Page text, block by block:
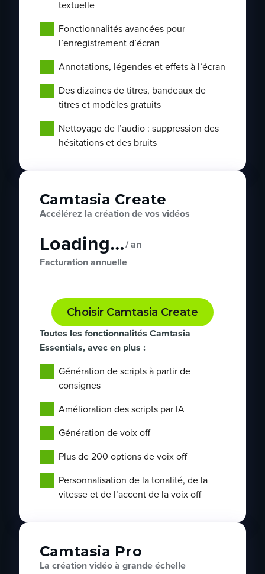
textuelle
Fonctionnalités avancées pour
l’enregistrement d’écran
Annotations, légendes et effets à l’écran
Des dizaines de titres, bandeaux de
titres et modèles gratuits
Nettoyage de l’audio : suppression des
hésitations et des bruits
Camtasia Create
Accélérez la création de vos vidéos
Loading…/ an
Facturation annuelle
Choisir Camtasia Create
Toutes les fonctionnalités Camtasia
Essentials, avec en plus :
Génération de scripts à partir de
consignes
Amélioration des scripts par IA
Génération de voix off
Plus de 200 options de voix off
Personnalisation de la tonalité, de la
vitesse et de l’accent de la voix off
Camtasia Pro
La création vidéo à grande échelle